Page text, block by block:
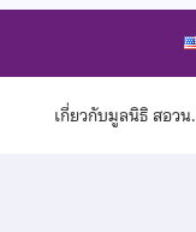
เกี่ยวกับมูลนิธิ สอวน.